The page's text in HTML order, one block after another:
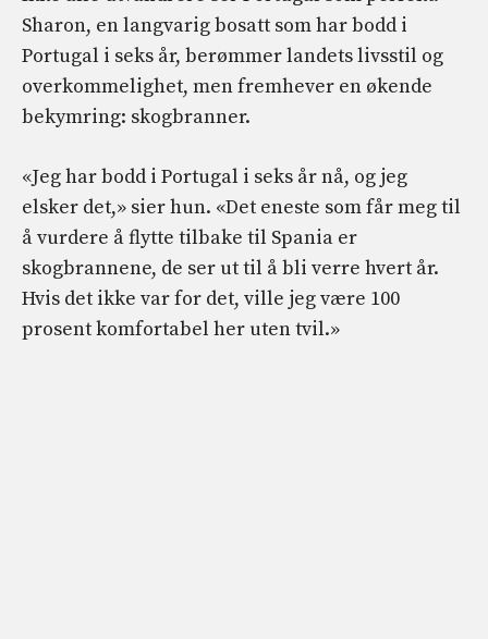
Sharon, en langvarig bosatt som har bodd i
Portugal i seks år, berømmer landets livsstil og
overkommelighet, men fremhever en økende
bekymring: skogbranner.
«Jeg har bodd i Portugal i seks år nå, og jeg
elsker det,» sier hun. «Det eneste som får meg til
å vurdere å flytte tilbake til Spania er
skogbrannene, de ser ut til å bli verre hvert år.
Hvis det ikke var for det, ville jeg være 100
prosent komfortabel her uten tvil.»